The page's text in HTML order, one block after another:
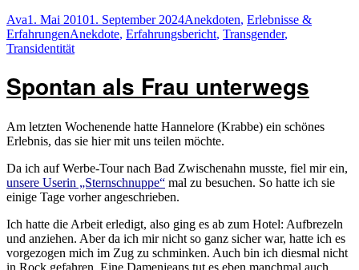
Kleid?“
Autor
AvaVeröffentlicht
am
1. Mai 20101. September 2024Kategorien
Anekdoten, Erlebnisse &
ErfahrungenSchlagwörter
Anekdote, Erfahrungsbericht, Transgender,
Transidentität
Spontan als Frau unterwegs
Am letzten Wochenende hatte Hannelore (Krabbe) ein schönes
Erlebnis, das sie hier mit uns teilen möchte.
Da ich auf Werbe-Tour nach Bad Zwischenahn musste, fiel mir ein,
unsere Userin „Sternschnuppe“ mal zu besuchen. So hatte ich sie
einige Tage vorher angeschrieben.
Ich hatte die Arbeit erledigt, also ging es ab zum Hotel: Aufbrezeln
und anziehen. Aber da ich mir nicht so ganz sicher war, hatte ich es
vorgezogen mich im Zug zu schminken. Auch bin ich diesmal nicht